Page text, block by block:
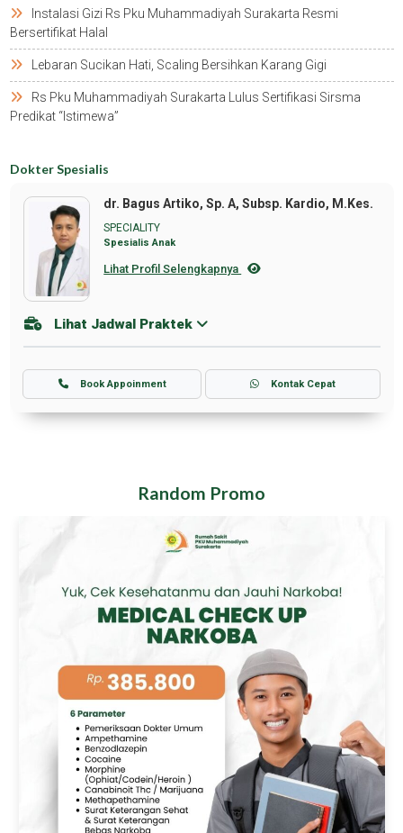
Instalasi Gizi Rs Pku Muhammadiyah Surakarta Resmi
Bersertifikat Halal
Lebaran Sucikan Hati, Scaling Bersihkan Karang Gigi
Rs Pku Muhammadiyah Surakarta Lulus Sertifikasi Sirsma
Predikat “istimewa”
Dokter Spesialis
dr. Bagus Artiko, Sp. A, Subsp. Kardio, M.Kes.
SPECIALITY
Spesialis Anak
Lihat Profil Selengkapnya
Lihat Jadwal Praktek
Book Appoinment Kontak Cepat
Random Promo